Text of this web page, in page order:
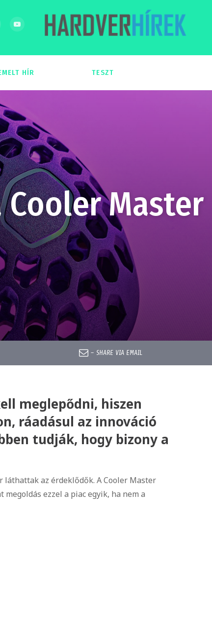
HÍR TESZT
Cooler Master
– SHARE VIA EMAIL
meglepődni, hiszen
ráadásul az innováció
tudják, hogy bizony a
az érdeklődők. A Cooler Master
ezzel a piac egyik, ha nem a